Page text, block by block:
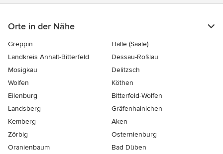
Orte in der Nähe
Greppin
Halle (Saale)
Landkreis Anhalt-Bitterfeld
Dessau-Roßlau
Mosigkau
Delitzsch
Wolfen
Köthen
Eilenburg
Bitterfeld-Wolfen
Landsberg
Gräfenhainichen
Kemberg
Aken
Zörbig
Osternienburg
Oranienbaum
Bad Düben